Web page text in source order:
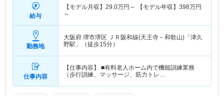
給与
【モデル月収】 29.0万円～ 【モデル年収】 398万円
～
勤務地
大阪府 堺市堺区 ＪＲ阪和線(天王寺－和歌山)「津久
野駅」（徒歩15分）
仕事内容
【仕事内容】 ■有料老人ホーム内で機能訓練業務
（歩行訓練、マッサージ、筋力トレ…